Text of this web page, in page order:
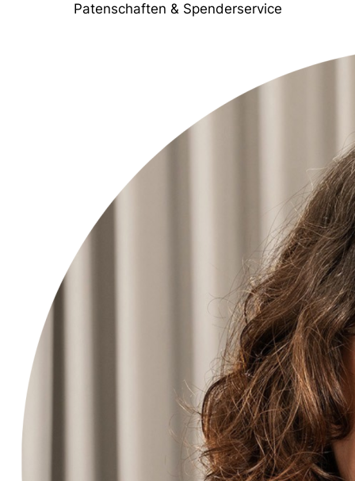
Patenschaften & Spenderservice